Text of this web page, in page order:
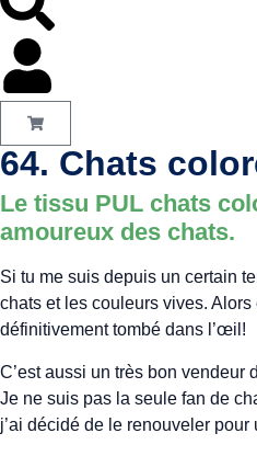
64. Chats
Le tissu PUL chats
amoureux des chats.
Si tu me suis depuis un certain
chats et les couleurs vives. Alors
définitivement tombé dans l’œil!
C’est aussi un très bon vendeur
Je ne suis pas la seule fan de
j’ai décidé de le renouveler pour